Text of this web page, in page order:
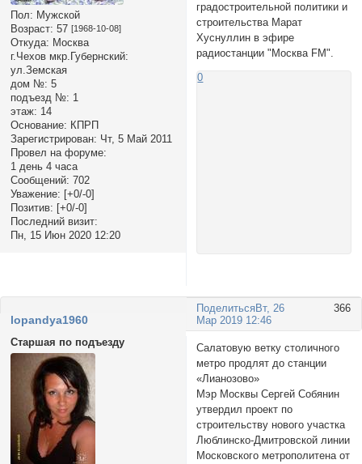
Пол: Мужской
Возраст: 57 [1968-10-08]
Откуда: Москва
г.Чехов мкр.Губернский:
ул.Земская
дом №: 5
подъезд №: 1
этаж: 14
Основание: КПРП
Зарегистрирован: Чт, 5 Май 2011
Провел на форуме:
1 день 4 часа
Сообщений: 702
Уважение: [+0/-0]
Позитив: [+0/-0]
Последний визит:
Пн, 15 Июн 2020 12:20
градостроительной политики и
строительства Марат
Хуснуллин в эфире
радиостанции "Москва FM".
0
Поделиться 366
Вт, 26
Мар 2019 12:46
lopandya1960
Старшая по подъезду
Салатовую ветку столичного
метро продлят до станции
«Лианозово»
Мэр Москвы Сергей Собянин
утвердил проект по
строительству нового участка
Люблинско-Дмитровской линии
Московского метрополитена от